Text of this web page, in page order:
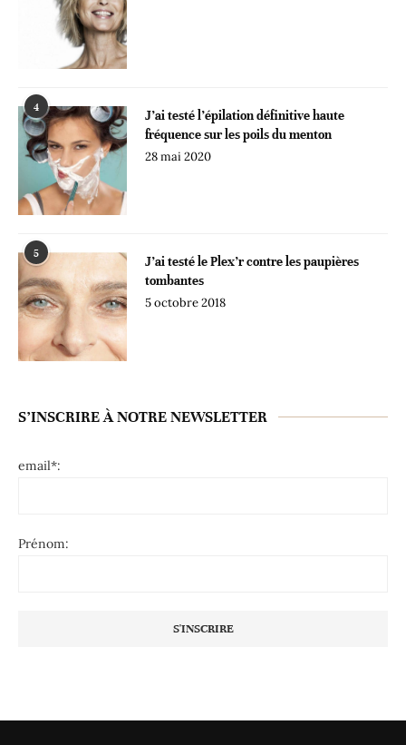
4
J’ai testé l’épilation définitive haute
fréquence sur les poils du menton
28 mai 2020
5
J’ai testé le Plex’r contre les paupières
tombantes
5 octobre 2018
S’INSCRIRE À NOTRE NEWSLETTER
email*:
Prénom: